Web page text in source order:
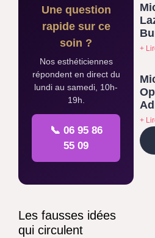
Une question
rapide sur ce
soin ?
Nos esthéticiennes
répondent en direct du
lundi au samedi, 10h-
19h.
📞 06 95 86
55 09
Les fausses idées
qui circulent
+
+